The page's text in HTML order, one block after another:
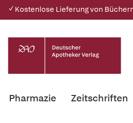
✓ Kostenlose Lieferung von
Pharmazie Zeitschriften